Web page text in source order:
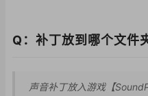
Q：补丁放到哪个文件
声音补丁放入游戏【